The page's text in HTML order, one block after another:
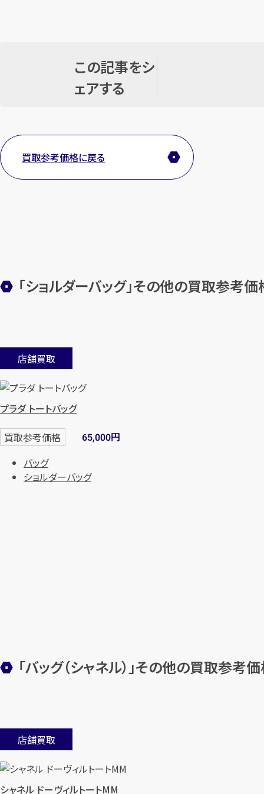
この記事をシ
ェアする
買取参考価格に戻る
「ショルダーバッグ」その他の買取参考価
店舗買取
プラダ トートバッグ
買取参考価格 65,000円
バッグ
ショルダーバッグ
「バッグ（シャネル）」その他の買取参考
店舗買取
シャネル ドーヴィルトートMM